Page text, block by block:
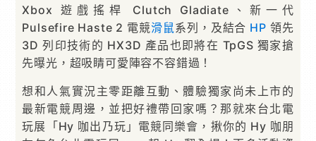
Xbox 遊戲搖桿 Clutch Gladiate、新一代
Pulsefire Haste 2 電競滑鼠 系列，及結合 HP 領先
3D 列印技術的 HX3D 產品也即將在 TpGS 獨家搶
先曝光，超吸睛可愛陣容不容錯過！
想和人氣實況主零距離互動、體驗獨家尚未上市的
最新電競周邊，並把好禮帶回家嗎？那就來台北電
玩展「Hy 咖出乃玩」電競同樂會，揪你的 Hy 咖朋